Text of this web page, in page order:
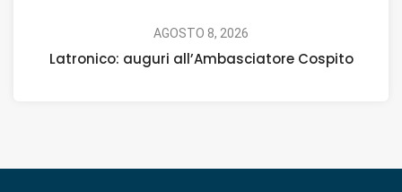
AGOSTO 8, 2026
Latronico: auguri all’Ambasciatore Cospito